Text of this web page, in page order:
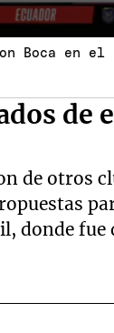
Boca en el
de
de otros
donde fue